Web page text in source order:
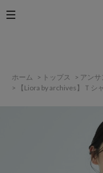
ホーム > トップス > アン
>
【Liora by archives】Ｔシ